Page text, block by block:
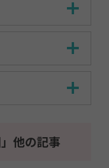
他の記事